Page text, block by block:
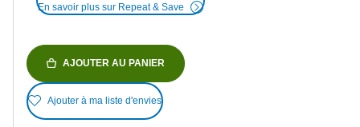
En savoir plus sur Repeat & Save
AJOUTER AU PANIER
Ajouter à ma liste d'envies